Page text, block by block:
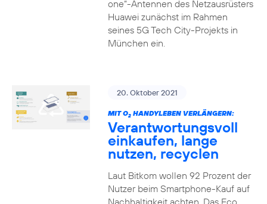
one“-Antennen des Netzausrüsters
Huawei zunächst im Rahmen
seines 5G Tech City-Projekts in
München ein.
20. Oktober 2021
MIT O2HANDYLEBEN VERLÄNGERN:
Verantwortungsvoll
einkaufen, lange
nutzen, recyclen
Laut Bitkom wollen 92 Prozent der
Nutzer beim Smartphone-Kauf auf
Nachhaltigkeit achten. Das Eco